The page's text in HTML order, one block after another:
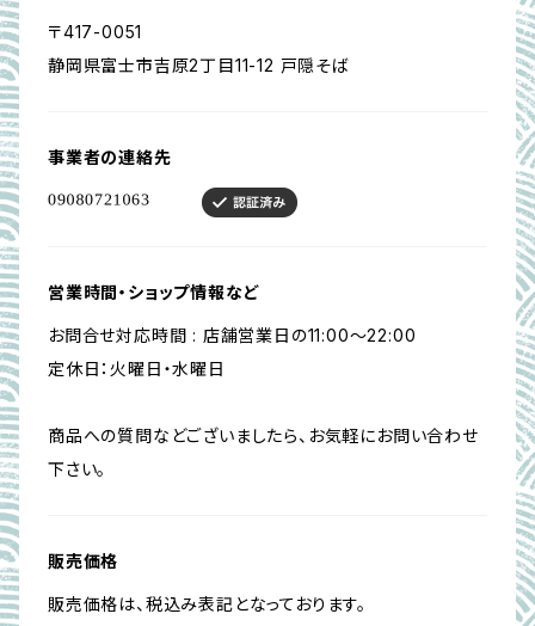
〒417-0051
静岡県富士市吉原2丁目11-12 戸隠そば
事業者の連絡先
営業時間・ショップ情報など
お問合せ対応時間 : 店舗営業日の11:00〜22:00
定休日：火曜日・水曜日
商品への質問などございましたら、お気軽にお問い合わせ
下さい。
販売価格
販売価格は、税込み表記となっております。